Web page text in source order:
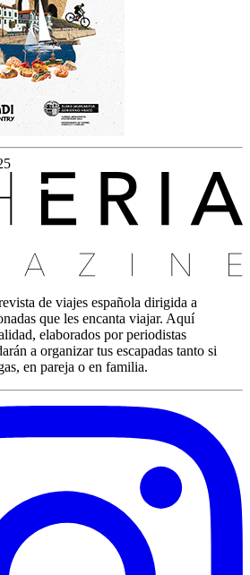
de viajes española dirigida a
que les encanta viajar. Aquí
elaborados por periodistas
a organizar tus escapadas tanto si
en pareja o en familia.